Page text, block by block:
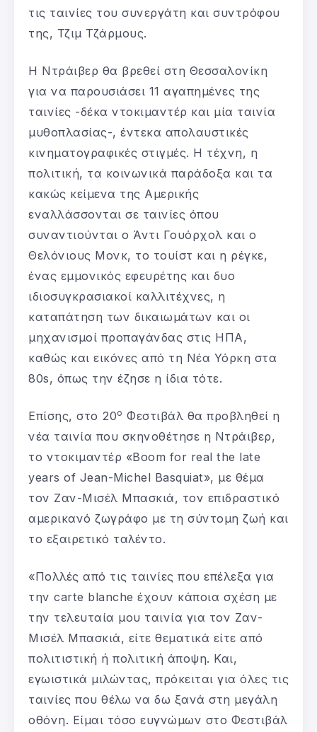
τις ταινίες του συνεργάτη και συντρόφου
της, Τζιμ Τζάρμους.
Η Ντράιβερ θα βρεθεί στη Θεσσαλονίκη
για να παρουσιάσει 11 αγαπημένες της
ταινίες -δέκα ντοκιμαντέρ και μία ταινία
μυθοπλασίας-, έντεκα απολαυστικές
κινηματογραφικές στιγμές. Η τέχνη, η
πολιτική, τα κοινωνικά παράδοξα και τα
κακώς κείμενα της Αμερικής
εναλλάσσονται σε ταινίες όπου
συναντιούνται ο Άντι Γουόρχολ και ο
Θελόνιους Μονκ, το τουίστ και η ρέγκε,
ένας εμμονικός εφευρέτης και δυο
ιδιοσυγκρασιακοί καλλιτέχνες, η
καταπάτηση των δικαιωμάτων και οι
μηχανισμοί προπαγάνδας στις ΗΠΑ,
καθώς και εικόνες από τη Νέα Υόρκη στα
80s, όπως την έζησε η ίδια τότε.
Επίσης, στο 20ο Φεστιβάλ θα προβληθεί η
νέα ταινία που σκηνοθέτησε η Ντράιβερ,
το ντοκιμαντέρ «Boom for real the late
years of Jean-Michel Basquiat», με θέμα
τον Ζαν-Μισέλ Μπασκιά, τον επιδραστικό
αμερικανό ζωγράφο με τη σύντομη ζωή και
το εξαιρετικό ταλέντο.
«Πολλές από τις ταινίες που επέλεξα για
την carte blanche έχουν κάποια σχέση με
την τελευταία μου ταινία για τον Ζαν-
Μισέλ Μπασκιά, είτε θεματικά είτε από
πολιτιστική ή πολιτική άποψη. Και,
εγωιστικά μιλώντας, πρόκειται για όλες τις
ταινίες που θέλω να δω ξανά στη μεγάλη
οθόνη. Είμαι τόσο ευγνώμων στο Φεστιβάλ